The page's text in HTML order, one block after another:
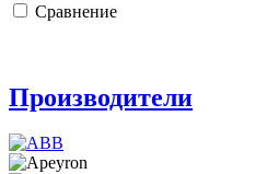
Сравнение
Производители